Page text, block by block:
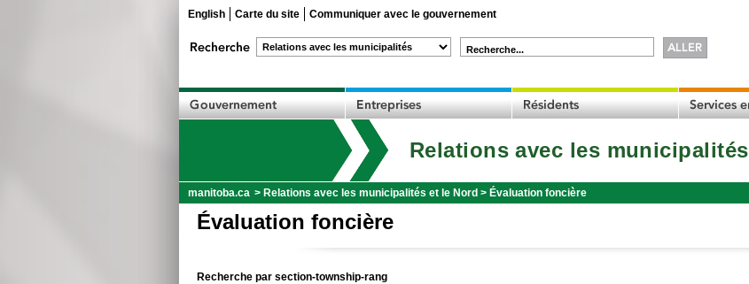
English Carte du site Communiquer avec le gouvernement
Recherche...
Relations avec les municipalités
manitoba.ca > Relations avec les municipalités et le Nord > Évaluation foncière
Évaluation foncière
Recherche par section-township-rang